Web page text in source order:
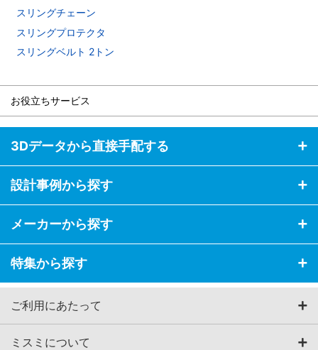
スリングチェーン
スリングプロテクタ
スリングベルト 2トン
お役立ちサービス
3Dデータから直接手配する
設計事例から探す
メーカーから探す
特集から探す
ご利用にあたって
ミスミについて